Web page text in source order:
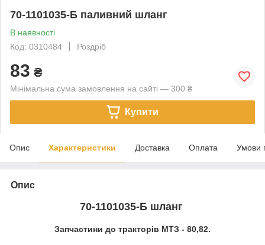
70-1101035-Б паливний шланг
В наявності
Код: 0310484
Роздріб
83 ₴
Мінімальна сума замовлення на сайті — 300 ₴
Купити
Опис Характеристики Доставка Оплата Умови
Опис
70-1101035-Б шланг
Запчастини до тракторів МТЗ - 80,82.